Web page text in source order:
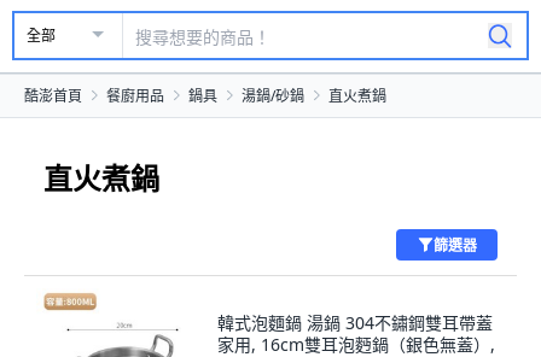
全部
酷澎首頁 餐廚用品 鍋具 湯鍋/砂鍋 直火煮鍋
直火煮鍋
篩選器
韓式泡麵鍋 湯鍋 304不鏽鋼雙耳帶蓋
家用, 16cm雙耳泡麪鍋（銀色無蓋）,